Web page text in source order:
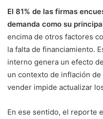
El 81% de las firmas
demanda como su
encima de otros factores
la falta de financiamiento.
interno genera un efecto
un contexto de inflación
vender impide actualizar
En ese sentido, el reporte